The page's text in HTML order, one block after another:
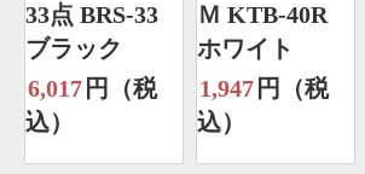
33点 BRS-33
ブラック
6,017 円（税
込）
Ｍ KTB-40R
ホワイト
1,947 円（税
込）